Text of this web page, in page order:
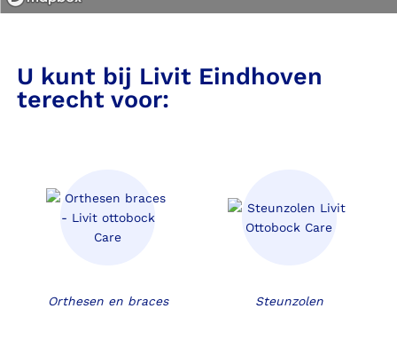
U kunt bij Livit Eindhoven
terecht voor:
Orthesen en braces Steunzolen